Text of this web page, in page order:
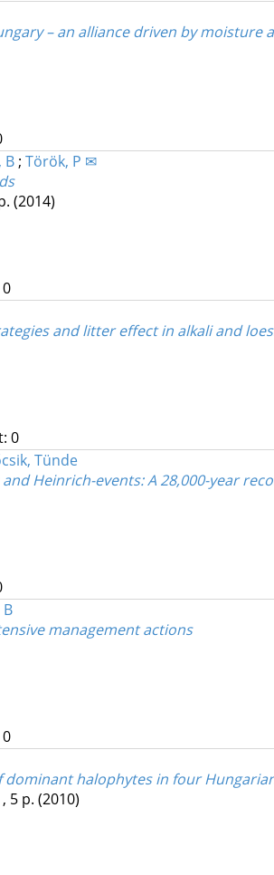
– an alliance driven by moisture
B ; Török, P ✉
(2014)
and litter effect in alkali and
0
Tünde
Heinrich-events: A 28,000-year
management actions
halophytes in four
5 p. (2010)